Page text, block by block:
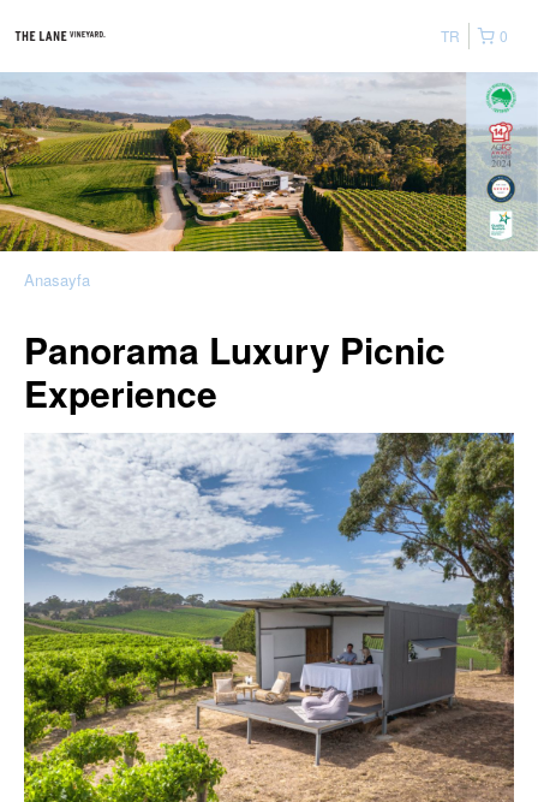
0
TR
Anasayfa
Panorama Luxury Picnic
Experience